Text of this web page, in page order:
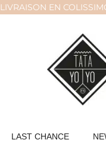
LIVRAISON EN
LAST CHANCE